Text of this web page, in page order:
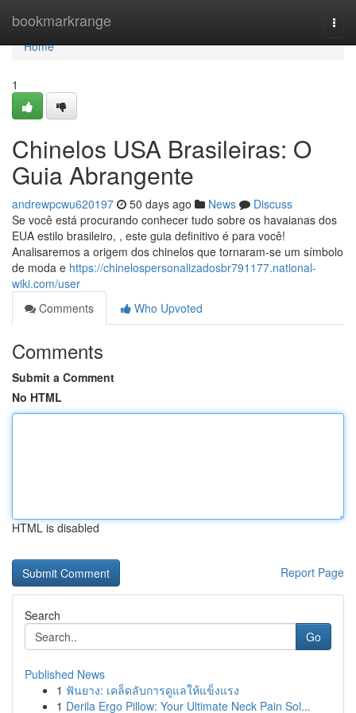
bookmarkrange
Home
Home
1
Chinelos USA Brasileiras: O
Guia Abrangente
andrewpcwu620197 50 days ago News
Discuss
Se você está procurando conhecer tudo sobre os havaianas dos
EUA estilo brasileiro, , este guia definitivo é para você!
Analisaremos a origem dos chinelos que tornaram-se um símbolo
de moda e https://chinelospersonalizadosbr791177.national-
wiki.com/user
Comments
Who Upvoted
Comments
Submit a Comment
No HTML
HTML is disabled
Report Page
Search
Go
Published News
1 ฟันยาง: เคล็ดลับการดูแลให้แข็งแรง
1 Derila Ergo Pillow: Your Ultimate Neck Pain Sol...